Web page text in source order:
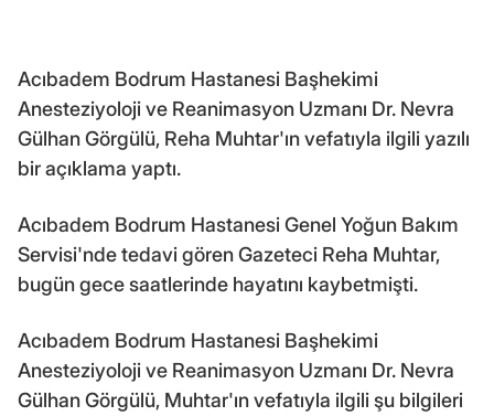
Acıbadem Bodrum Hastanesi Başhekimi
Anesteziyoloji ve Reanimasyon Uzmanı Dr. Nevra
Gülhan Görgülü, Reha Muhtar'ın vefatıyla ilgili yazılı
bir açıklama yaptı.
Acıbadem Bodrum Hastanesi Genel Yoğun Bakım
Servisi'nde tedavi gören Gazeteci Reha Muhtar,
bugün gece saatlerinde hayatını kaybetmişti.
Acıbadem Bodrum Hastanesi Başhekimi
Anesteziyoloji ve Reanimasyon Uzmanı Dr. Nevra
Gülhan Görgülü, Muhtar'ın vefatıyla ilgili şu bilgileri